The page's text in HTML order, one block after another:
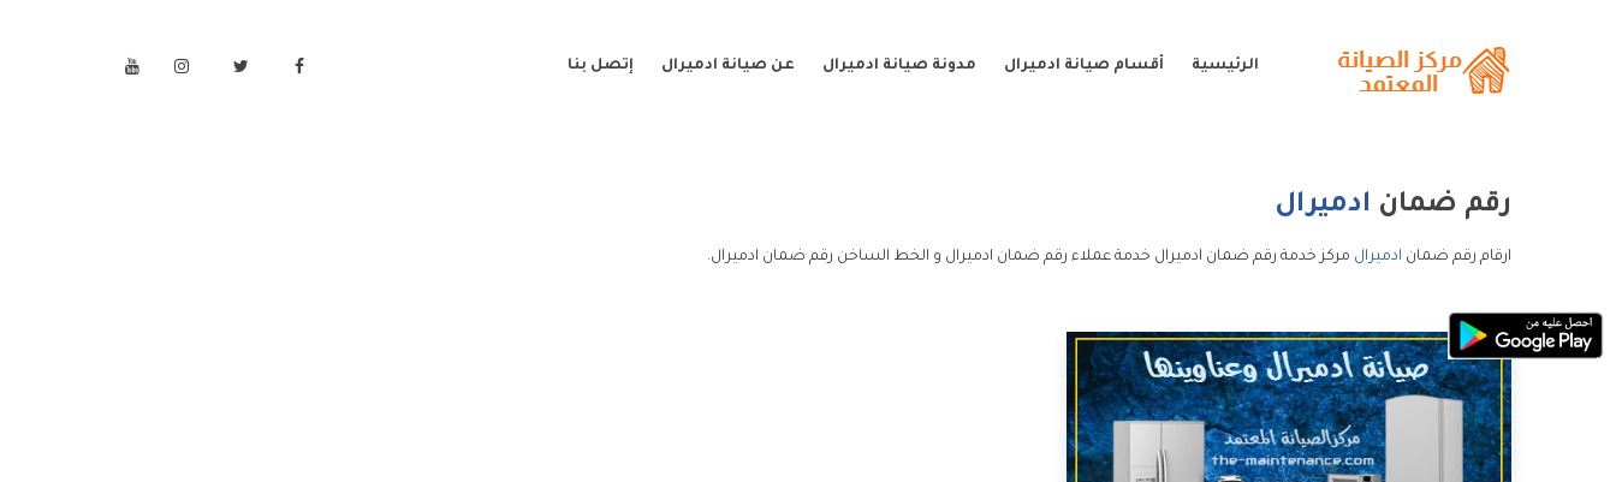
الرئيسية أقسام صيانة ادميرال مدونة صيانة ادميرال عن صيانة ادميرال إتصل بنا
رقم ضمان ادميرال
ارقام رقم ضمان ادميرال مركز خدمة رقم ضمان ادميرال خدمة عملاء رقم ضمان ادميرال و الخط الساخن رقم ضمان ادميرال.